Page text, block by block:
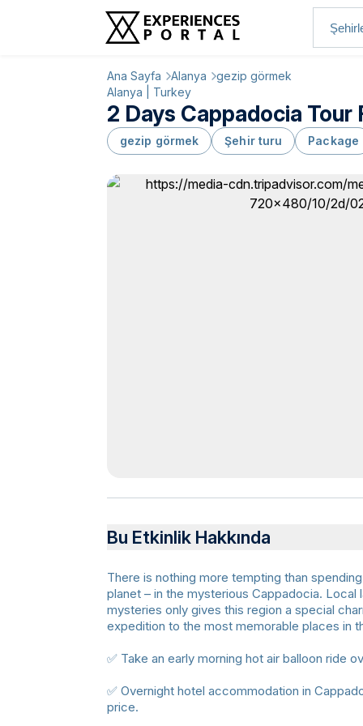
Ana Sayfa Alanya gezip görmek
Alanya | Turkey
2 Days Cappadocia
gezip görmek Şehir turu Package
Bu Etkinlik Hakkında
There is nothing more tempting than
planet – in the mysterious Cappadocia.
mysteries only gives this region a special
expedition to the most memorable places in
✅ Take an early morning hot air balloon ride
✅ Overnight hotel accommodation in
price.